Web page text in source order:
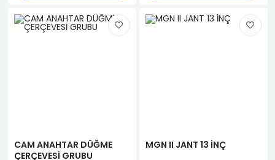
CAM ANAHTAR DÜĞME
ÇERÇEVESİ GRUBU
MGN II JANT 13 İNÇ